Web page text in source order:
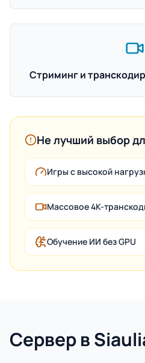
Стриминг и
Не лучший выбор
Игры с высокой
Массовое 4K-
Обучение ИИ без GPU
Сервер в